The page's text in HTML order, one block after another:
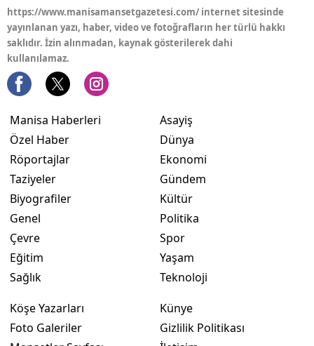
https://www.manisamansetgazetesi.com/ internet sitesinde
yayınlanan yazı, haber, video ve fotoğrafların her türlü hakkı
saklıdır. İzin alınmadan, kaynak gösterilerek dahi
kullanılamaz.
Manisa Haberleri
Özel Haber
Röportajlar
Taziyeler
Biyografiler
Genel
Çevre
Eğitim
Sağlık
Asayiş
Dünya
Ekonomi
Gündem
Kültür
Politika
Spor
Yaşam
Teknoloji
Köşe Yazarları
Foto Galeriler
Künye
Gizlilik Politikası